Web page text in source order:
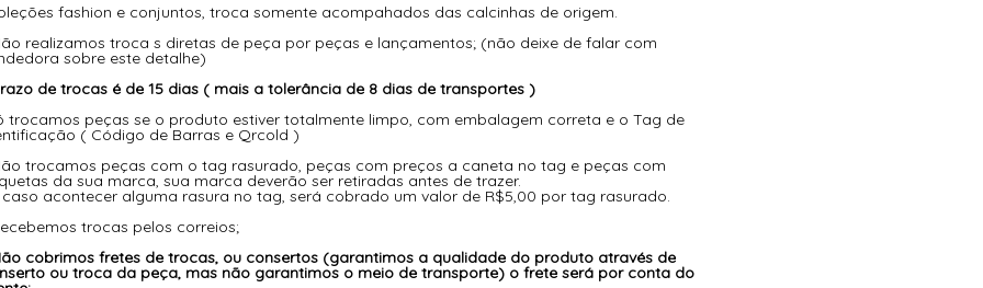
fashion e conjuntos, troca somente acompahados das calcinhas de origem.
realizamos troca s diretas de peça por peças e lançamentos; (não deixe de falar com
sobre este detalhe)
de trocas é de 15 dias ( mais a tolerância de 8 dias de transportes )
trocamos peças se o produto estiver totalmente limpo, com embalagem correta e o Tag de
( Código de Barras e Qrcold )
trocamos peças com o tag rasurado, peças com preços a caneta no tag e peças com
da sua marca, sua marca deverão ser retiradas antes de trazer.
caso acontecer alguma rasura no tag, será cobrado um valor de R$5,00 por tag rasurado.
trocas pelos correios;
cobrimos fretes de trocas, ou consertos (garantimos a qualidade do produto através de
ou troca da peça, mas não garantimos o meio de transporte) o frete será por conta do